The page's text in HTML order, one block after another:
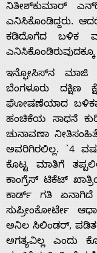
ನಿತೀಶ್‌ಕುಮಾರ್
ಎನಿಸಿಕೊಂಡಿದ್ದರು.
ಕಡಿದೊಗೆದ ಬಳಿಕ
ಇನ್ಫೋಸಿಸ್‌ನ ಮಾಜಿ
ಬೆಂಗಳೂರು ದಕ್ಷಿಣ
ಘೋಷಣೆಯಾದ
ಹಂಚಿಕೆಯ ಸಾಧನೆ
ಚುನಾವಣಾ
ಅವರಿಗಿರಲಿಲ್ಲ. `4
ಕೊಟ್ಟ ಮಾತಿಗೆ
ಕಾಂಗ್ರೆಸ್ ಟಿಕೆಟ್
ಕಾರ್ಡ್ ಗತಿ ಏನಾಗಿದೆ
ಸುಪ್ರೀಂಕೋರ್ಟೇ
ಅನಿಲ ಸಿಲಿಂಡರ್,
ಅಗತ್ಯವಿಲ್ಲ ಎಂದು